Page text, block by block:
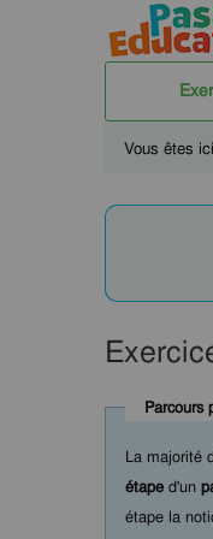
Vous êtes
Parcours
La majorité
étape d'un
étape la